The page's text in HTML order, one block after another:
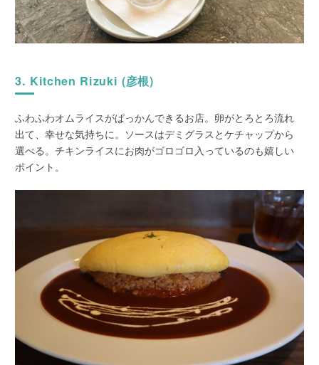
3. Kitchen Rizuki (彦根)
ふわふわオムライスがぱっかんできるお店。卵がとろとろ流れ
出て、幸せな気持ちに。ソースはデミグラスとケチャップから
選べる。チキンライスにお肉がゴロゴロ入っているのも嬉しい
ポイント。